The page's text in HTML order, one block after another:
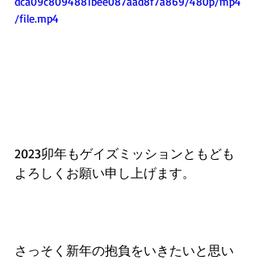
/file.mp4
2023卯年もゲイズミッションともども
よろしくお願い申し上げます。
さっそく新年の抱負をいきたいと思い